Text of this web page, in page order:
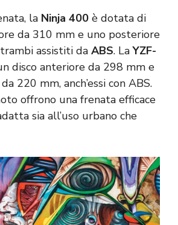
la Ninja 400 è dotata di
da 310 mm e uno posteriore
assistiti da ABS. LaYZF-
disco anteriore da 298 mm e
220 mm, anch’essi con ABS.
offrono una frenata efficace
sia all’uso urbano che